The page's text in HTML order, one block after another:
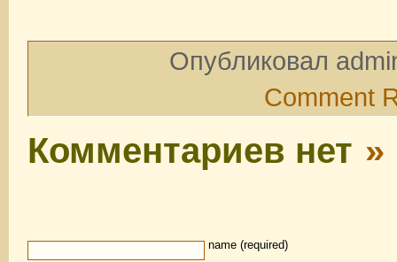
Опубликовал
Comment
Комментариев нет »
name (required)